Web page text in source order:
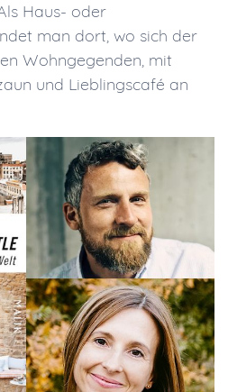
Haus- oder
man dort, wo sich der
Wohngegenden, mit
und Lieblingscafé an